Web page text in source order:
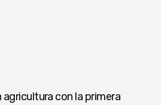
agricultura con la primera